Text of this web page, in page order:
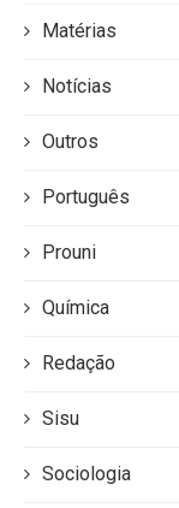
Matérias
Notícias
Outros
Português
Prouni
Química
Redação
Sisu
Sociologia